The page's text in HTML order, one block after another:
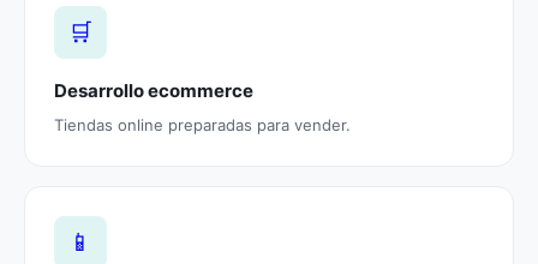
🛒
Desarrollo ecommerce
Tiendas online preparadas para vender.
📱